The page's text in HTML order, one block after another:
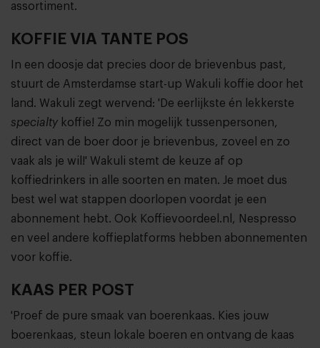
assortiment.
KOFFIE VIA TANTE POS
In een doosje dat precies door de brievenbus past,
stuurt de Amsterdamse start-up Wakuli koffie door het
land. Wakuli zegt wervend: 'De eerlijkste én lekkerste
specialty koffie! Zo min mogelijk tussenpersonen,
direct van de boer door je brievenbus, zoveel en zo
vaak als je wil!' Wakuli stemt de keuze af op
koffiedrinkers in alle soorten en maten. Je moet dus
best wel wat stappen doorlopen voordat je een
abonnement hebt. Ook Koffievoordeel.nl, Nespresso
en veel andere koffieplatforms hebben abonnementen
voor koffie.
KAAS PER POST
'Proef de pure smaak van boerenkaas. Kies jouw
boerenkaas, steun lokale boeren en ontvang de kaas